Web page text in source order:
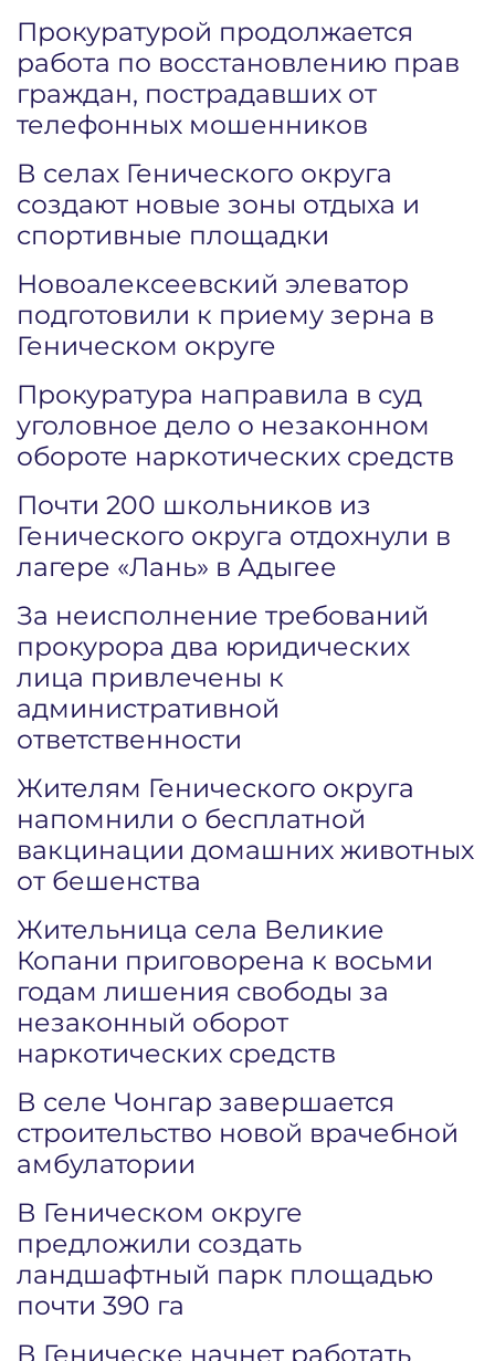
Прокуратурой продолжается
работа по восстановлению прав
граждан, пострадавших от
телефонных мошенников
В селах Генического округа
создают новые зоны отдыха и
спортивные площадки
Новоалексеевский элеватор
подготовили к приему зерна в
Геническом округе
Прокуратура направила в суд
уголовное дело о незаконном
обороте наркотических средств
Почти 200 школьников из
Генического округа отдохнули в
лагере «Лань» в Адыгее
За неисполнение требований
прокурора два юридических
лица привлечены к
административной
ответственности
Жителям Генического округа
напомнили о бесплатной
вакцинации домашних животных
от бешенства
Жительница села Великие
Копани приговорена к восьми
годам лишения свободы за
незаконный оборот
наркотических средств
В селе Чонгар завершается
строительство новой врачебной
амбулатории
В Геническом округе
предложили создать
ландшафтный парк площадью
почти 390 га
В Геническе начнет работать